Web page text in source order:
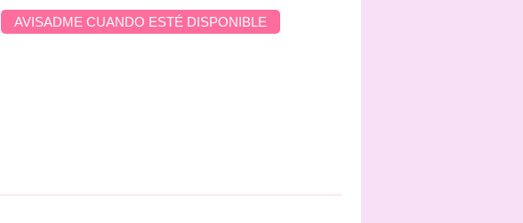
AVISADME CUANDO ESTÉ DISPONIBLE